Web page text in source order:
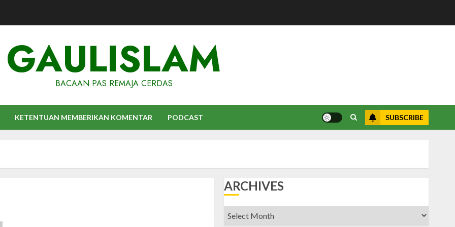
GAULISLAM
BACAAN PAS REMAJA CERDAS
KETENTUAN MEMBERIKAN KOMENTAR PODCAST SUBSCRIBE
ARCHIVES
Archives